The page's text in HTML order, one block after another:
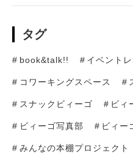
タグ
book&talk!! イベント
コワーキングスペース
スナックビィーゴ ビィ
ビィーゴ写真部 ビィー
みんなの本棚プロジェクト